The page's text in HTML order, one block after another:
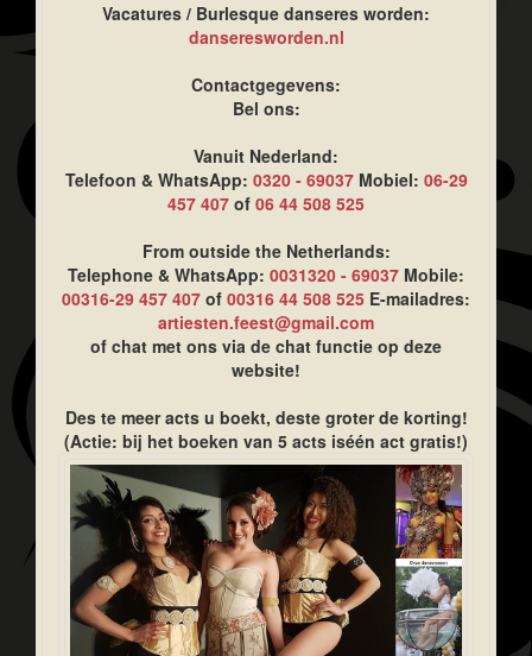
Vacatures / Burlesque danseres worden:
danseresworden.nl
Contactgegevens:
Bel ons:
Vanuit Nederland:
Telefoon & WhatsApp: 0320 - 69037Mobiel: 06-29
457 407 of 06 44 508 525
From outside the Netherlands:
Telephone & WhatsApp: 0031320 - 69037 Mobile:
00316-29 457 407 of 00316 44 508 525 E-mailadres:
artiesten.feest@gmail.com
of chat met ons via de chat functie op deze
website!
Des te meer acts u boekt, deste groter de korting!
(Actie: bij het boeken van 5 acts iséén act gratis!)